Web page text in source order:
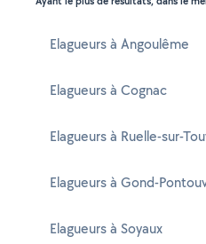
Elagueurs à Angoulême
Elagueurs à Cognac
Elagueurs à Ruelle-sur-
Elagueurs à Gond-
Elagueurs à Soyaux